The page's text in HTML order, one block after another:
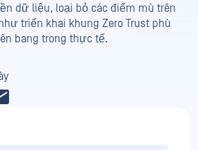
dữ liệu, loại bỏ các điểm mù trên
triển khai khung Zero Trust phù
bang trong thực tế.